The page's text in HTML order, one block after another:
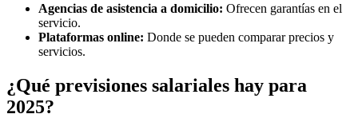
Agencias de asistencia a domicilio: Ofrecen garantías en el
servicio.
Plataformas online: Donde se pueden comparar precios y
servicios.
¿Qué previsiones salariales hay para
2025?